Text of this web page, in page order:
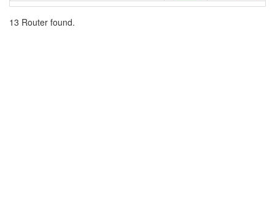
13 Router found.